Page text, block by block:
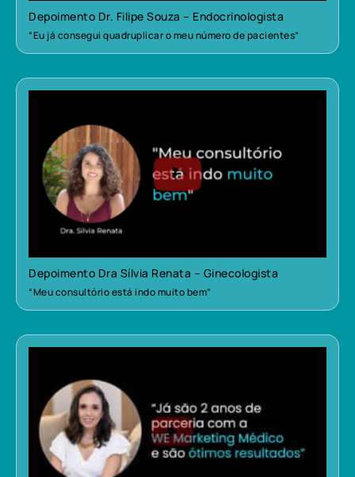
Depoimento Dr. Filipe Souza – Endocrinologista
“Eu já consegui quadruplicar o meu número de pacientes”
Depoimento Dra Sílvia Renata – Ginecologista
“Meu consultório está indo muito bem”